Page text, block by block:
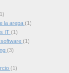
la arepa (1)
IT (1)
(1)
(3)
(1)